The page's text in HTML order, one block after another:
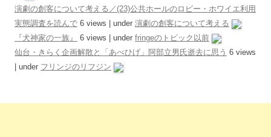
演劇の創客について考える／(23)公共ホールのロビー・ホワイエ利用
実態調査を読んで 6 views under 演劇の創客について考える
『犬神家の一族』
6 views under fringeのトピック以前
仙台・きらく企画解散と「あべひげ」阿部立男氏逝去に思う 6 views
under フリンジのリフジン